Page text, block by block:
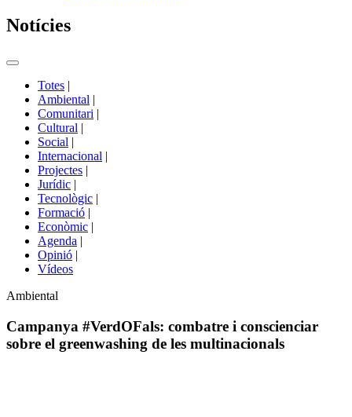
Notícies
Commutador
portals
Totes |
Ambiental |
Comunitari |
Cultural |
Social |
Internacional |
Projectes |
Jurídic |
Tecnològic |
Formació |
Econòmic |
Agenda |
Opinió |
Vídeos
Àmbit
la
notícia
Ambiental
Campanya #VerdOFals: combatre i conscienciar
sobre el greenwashing de les multinacionals